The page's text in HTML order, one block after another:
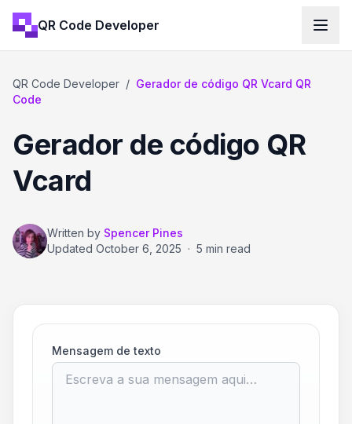
QR Code Developer
QR Code Developer / Gerador de código QR Vcard QR
Code
Gerador de código QR
Vcard
Written by Spencer Pines
Updated October 6, 2025 · 5 min read
Mensagem de texto